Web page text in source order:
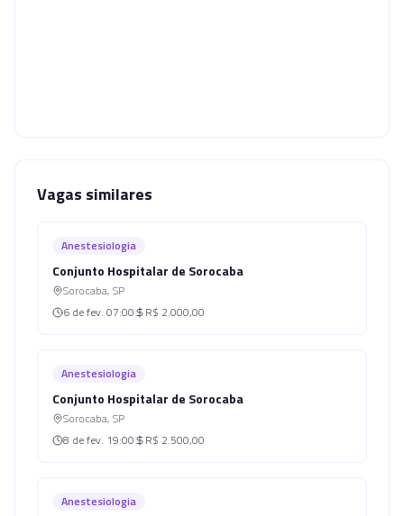
Vagas similares
Anestesiologia
Conjunto Hospitalar de Sorocaba
Sorocaba, SP
6 de fev. 07:00 R$ 2.000,00
Anestesiologia
Conjunto Hospitalar de Sorocaba
Sorocaba, SP
8 de fev. 19:00 R$ 2.500,00
Anestesiologia